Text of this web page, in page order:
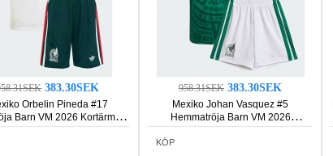
383.30SEK
Orbelin Pineda #17
Barn VM 2026 Kortärmad
(+ Korta byxor)
958.31SEK 383.30SEK
Mexiko Johan Vasquez #5
Hemmatröja Barn VM 2026
Kortärmad (+ Korta byxor)
KÖP